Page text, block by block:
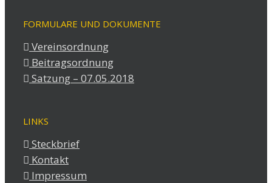
FORMULARE UND DOKUMENTE
Vereinsordnung
Beitragsordnung
Satzung – 07.05.2018
LINKS
Steckbrief
Kontakt
Impressum